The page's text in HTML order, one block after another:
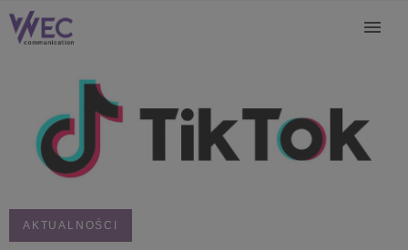
AKTUALNOŚCI